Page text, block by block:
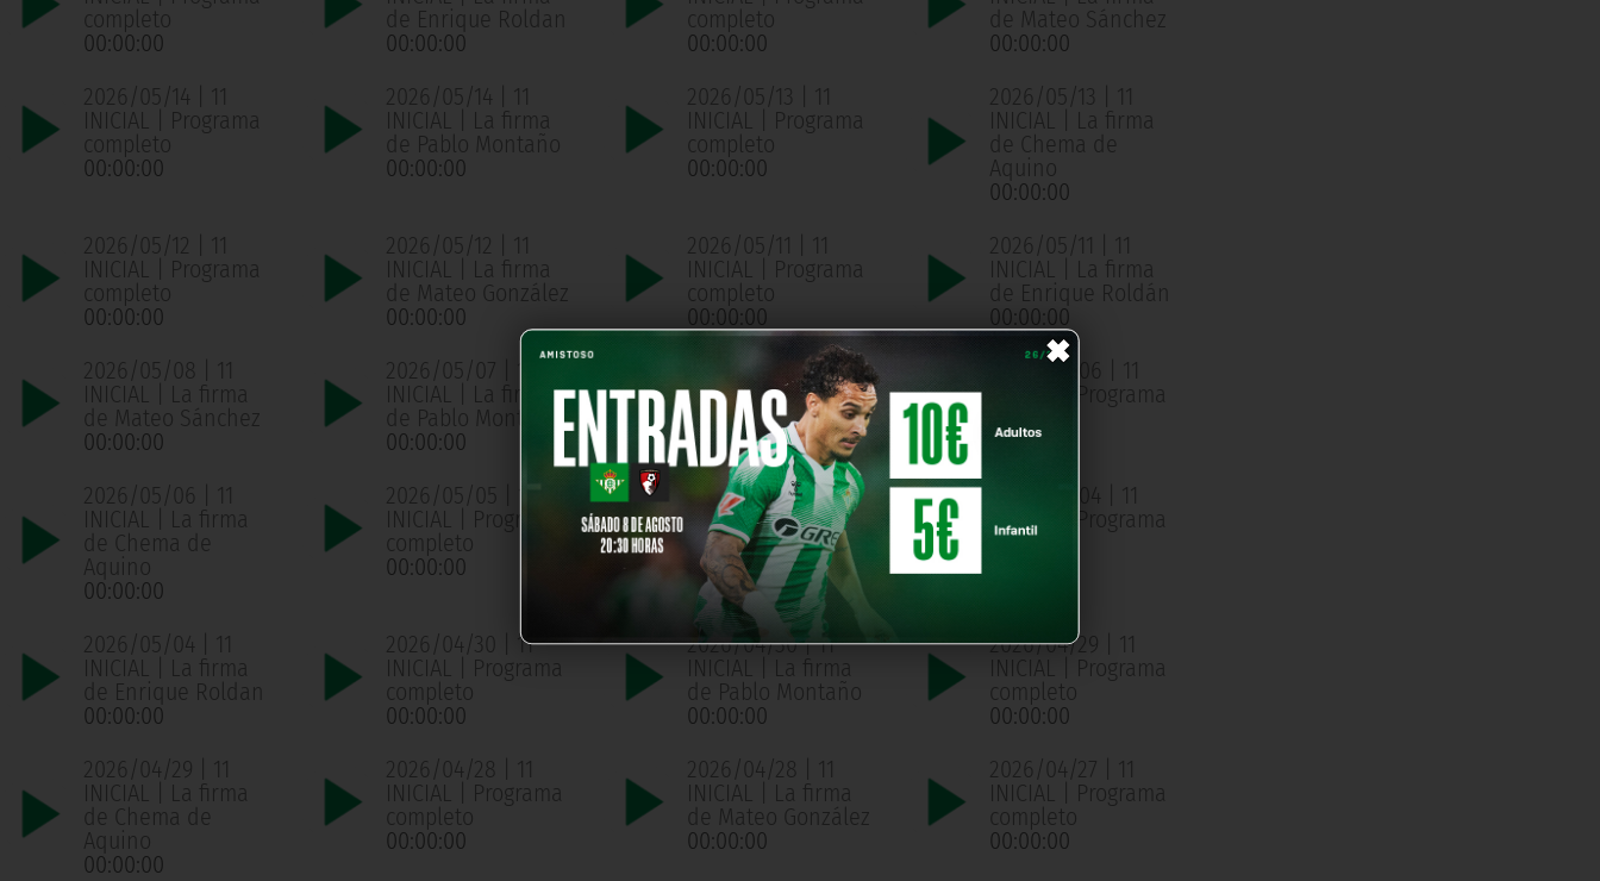
×
completo
00:00:00
de Enrique Roldan
00:00:00
completo
00:00:00
de Mateo Sánchez
00:00:00
2026/05/14 | 11
INICIAL | Programa
completo
00:00:00
2026/05/14 | 11
INICIAL | La firma
de Pablo Montaño
00:00:00
2026/05/13 | 11
INICIAL | Programa
completo
00:00:00
2026/05/13 | 11
INICIAL | La firma
de Chema de
Aquino
00:00:00
2026/05/12 | 11
INICIAL | Programa
completo
00:00:00
2026/05/12 | 11
INICIAL | La firma
de Mateo González
00:00:00
2026/05/11 | 11
INICIAL | Programa
completo
00:00:00
2026/05/11 | 11
INICIAL | La firma
de Enrique Roldán
00:00:00
2026/05/08 | 11
INICIAL | La firma
de Mateo Sánchez
00:00:00
2026/05/07 | 11
INICIAL | La firma
de Pablo Montaño
00:00:00
2026/05/07 | 11
INICIAL | Programa
completo
00:00:00
2026/05/06 | 11
INICIAL | Programa
00:00:00
2026/05/06 | 11
INICIAL | La firma
de Chema de
Aquino
00:00:00
2026/05/05 | 11
INICIAL | Programa
completo
00:00:00
2026/05/05 | 11
INICIAL | La firma
de Mateo González
00:00:00
2026/05/04 | 11
INICIAL | Programa
completo
2026/05/04 | 11
INICIAL | La firma
de Enrique Roldan
00:00:00
2026/04/30 | 11
INICIAL | Programa
completo
00:00:00
2026/04/30 | 11
INICIAL | La firma
de Pablo Montaño
00:00:00
2026/04/29 | 11
INICIAL | Programa
completo
00:00:00
2026/04/29 | 11
INICIAL | La firma
de Chema de
Aquino
00:00:00
2026/04/28 | 11
INICIAL | Programa
completo
00:00:00
2026/04/28 | 11
INICIAL | La firma
de Mateo González
00:00:00
2026/04/27 | 11
INICIAL | Programa
completo
00:00:00